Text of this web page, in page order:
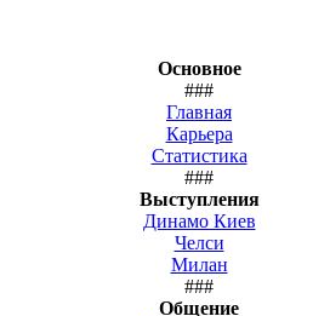
Основное
###
Главная
Карьера
Статистика
###
Выступления
Динамо Киев
Челси
Милан
###
Общение